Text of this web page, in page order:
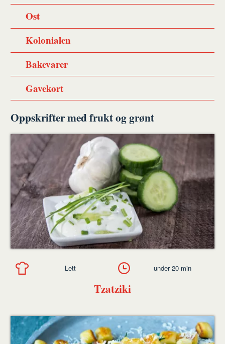
Ost
Kolonialen
Bakevarer
Gavekort
Oppskrifter med frukt og grønt
Tzatziki
Lett under 20 min